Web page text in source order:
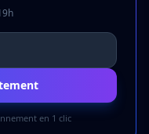
en 1 clic